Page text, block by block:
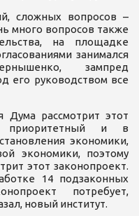
сложных вопросов –
много вопросов также
на площадке
занимался
зампред
его руководством все
Дума рассмотрит этот
и в
экономики,
экономики, поэтому
этот законопроект.
14 подзаконных
потребует,
новый институт.